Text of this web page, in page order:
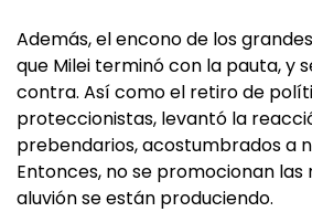
Además, el encono de los
que Milei terminó con la pauta, y
contra. Así como el retiro de
proteccionistas, levantó la
prebendarios, acostumbrados a
Entonces, no se promocionan las
aluvión se están produciendo.